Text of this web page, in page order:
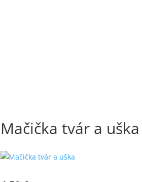
Mačička tvár a uška